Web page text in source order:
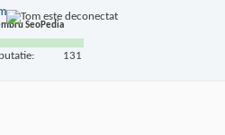
SeoPedia
131